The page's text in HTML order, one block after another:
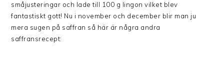
småjusteringar och lade till 100 g lingon vilket blev
fantastiskt gott! Nu i november och december blir man ju
mera sugen på saffran så här är några andra
saffransrecept: